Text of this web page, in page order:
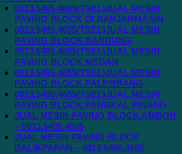
0813.5495.4655(TSEL)JUAL MESIN
PAVING BLOCK DI BANJARMASIN
0813.5495.4655(TSEL)JUAL MESIN
PAVING BLOCK BANDUNG
0813.5495.4655(TSEL)JUAL MESIN
PAVING BLOCK MEDAN
0813.5495.4655(TSEL)JUAL MESIN
PAVING BLOCK PALEMBANG
0813.5495.4655(TSEL)JUAL MESIN
PAVING BLOCK PANGKAL PINANG
JUAL MESIN PAVING BLOCK AMBON
– 0813.5495.4655
JUAL MESIN PAVING BLOCK
BALIKPAPAN – 0813.5495.4655